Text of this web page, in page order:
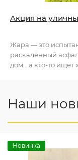
Акция на
Жара — это
раскалённый
дом… а кто-то ищет х..
Наши
Новинка